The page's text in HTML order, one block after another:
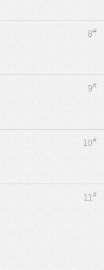
8#
9#
10#
11#